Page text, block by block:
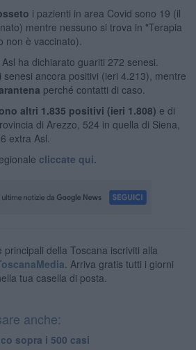
i pazienti in area Covid sono 19 (il
mentre nessuno si trova in "Terapia
non è vaccinato).
ha dichiarato guariti 272 senesi.
ancora positivi (ieri 4.213), mentre
a perché contatti di caso.
altri 1.835 positivi (ieri 1.808) e di
di Arezzo, 524 in quella di Siena,
extra Asl.
cliccate qui.
della Toscana iscriviti alla
Arriva gratis tutti i giorni
tua casella di posta.
anche:
sopra i 500 casi